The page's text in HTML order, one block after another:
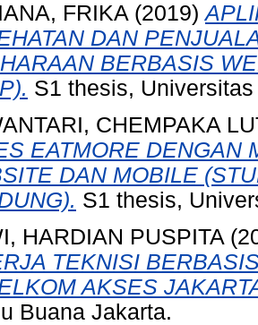
FRIKA (2019)
DAN
BERBASIS
S1 thesis,
CHEMPAKA
EATMORE DENGAN
DAN MOBILE
S1 thesis,
HARDIAN PUSPITA
TEKNISI
AKSES
Buana Jakarta.